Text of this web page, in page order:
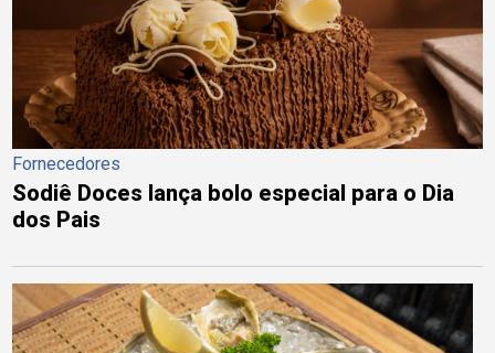
Fornecedores
Sodiê Doces lança bolo especial para o Dia
dos Pais